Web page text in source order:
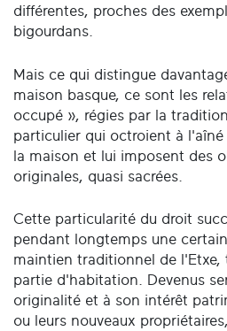
différentes, proches des
bigourdans.
Mais ce qui distingue
maison basque, ce sont les
occupé », régies par la
particulier qui octroient à
la maison et lui imposent des
originales, quasi sacrées.
Cette particularité du droit
pendant longtemps une
maintien traditionnel de l'Etxe,
partie d'habitation. Devenus
originalité et à son intérêt
ou leurs nouveaux